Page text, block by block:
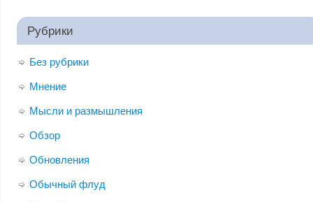
Рубрики
Без рубрики
Мнение
Мысли и размышления
Обзор
Обновления
Обычный флуд